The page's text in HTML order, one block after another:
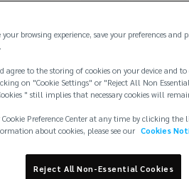
browsing experience, save your preferences and
to the storing of cookies on your device and to
on "Cookie Settings" or "Reject All Non
" still implies that necessary cookies will
Preference Center at any time by clicking the
about cookies, please see our Cookies
Reject All Non-Essential Cookies